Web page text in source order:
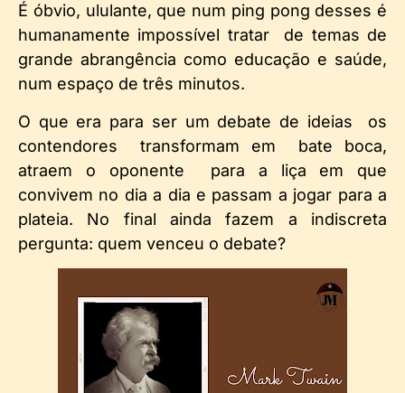
É óbvio, ululante, que num ping pong desses é
humanamente impossível tratar de temas de
grande abrangência como educação e saúde,
num espaço de três minutos.
O que era para ser um debate de ideias os
contendores transformam em bate boca,
atraem o oponente para a liça em que
convivem no dia a dia e passam a jogar para a
plateia. No final ainda fazem a indiscreta
pergunta: quem venceu o debate?